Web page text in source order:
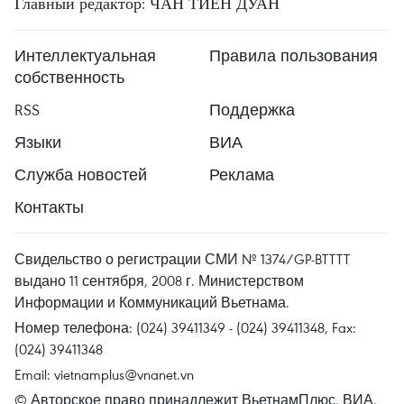
Интеллектуальная
собственность
Правила пользования
RSS
Поддержка
Языки
ВИА
Служба новостей
Реклама
Контакты
Свидельство о регистрации СМИ № 1374/GP-BTTTT
выдано 11 сентября, 2008 г. Министерством
Информации и Коммуникаций Вьетнама.
Номер телефона: (024) 39411349 - (024) 39411348, Fax:
(024) 39411348
Email: vietnamplus@vnanet.vn
© Авторское право принадлежит ВьетнамПлюс, ВИА.